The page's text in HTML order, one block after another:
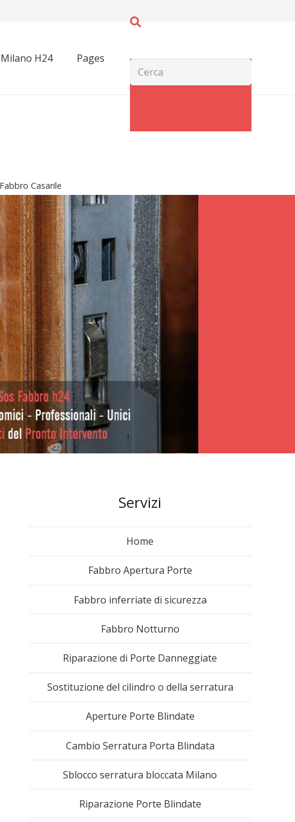
H24 Pages
Fabbro Casarile
Servizi
Home
Fabbro Apertura Porte
Fabbro inferriate di sicurezza
Fabbro Notturno
Riparazione di Porte Danneggiate
Sostituzione del cilindro o della serratura
Aperture Porte Blindate
Cambio Serratura Porta Blindata
Sblocco serratura bloccata Milano
Riparazione Porte Blindate